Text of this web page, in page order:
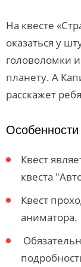
На квесте
оказаться у
головоломки
планету. А
расскажет
Особенности
Квест
квеста
Квест
аниматора.